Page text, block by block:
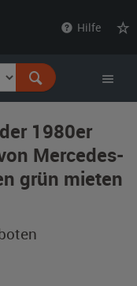
Hilfe
1980er
Mercedes-
grün mieten